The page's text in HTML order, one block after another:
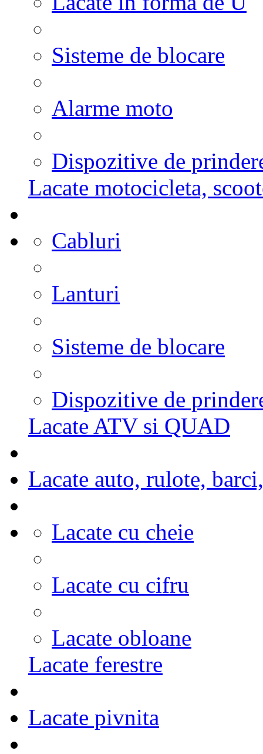
Sisteme de blocare
Alarme moto
Dispozitive de
Lacate motocicleta,
Cabluri
Lanturi
Sisteme de blocare
Dispozitive de
Lacate ATV si QUAD
Lacate auto, rulote,
Lacate cu cheie
Lacate cu cifru
Lacate obloane
Lacate ferestre
Lacate pivnita